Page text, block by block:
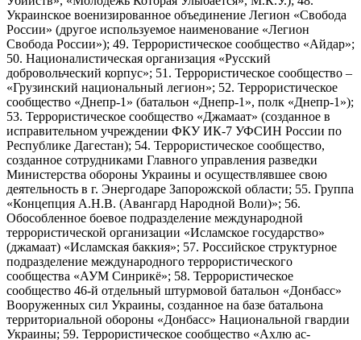
Украинское военизированное объединение Легион «Свобода
России» (другое используемое наименование «Легион
Свобода России»); 49. Террористическое сообщество «Айдар»;
50. Националистическая организация «Русский
добровольческий корпус»; 51. Террористическое сообщество –
«Грузинский национальный легион»; 52. Террористическое
сообщество «Днепр-1» (батальон «Днепр-1», полк «Днепр-1»);
53. Террористическое сообщество «Джамаат» (созданное в
исправительном учреждении ФКУ ИК-7 УФСИН России по
Республике Дагестан); 54. Террористическое сообщество,
созданное сотрудниками Главного управления разведки
Министерства обороны Украины и осуществлявшее свою
деятельность в г. Энергодаре Запорожской области; 55. Группа
«Концепция А.Н.В. (Авангард Народной Воли)»; 56.
Обособленное боевое подразделение международной
террористической организации «Исламское государство»
(джамаат) «Исламская баккия»; 57. Российское структурное
подразделение международного террористического
сообщества «АУМ Синрикё»; 58. Террористическое
сообщество 46-й отдельный штурмовой батальон «Донбасс»
Вооруженных сил Украины, созданное на базе батальона
территориальной обороны «Донбасс» Национальной гвардии
Украины; 59. Террористическое сообщество «Ахлю ас-